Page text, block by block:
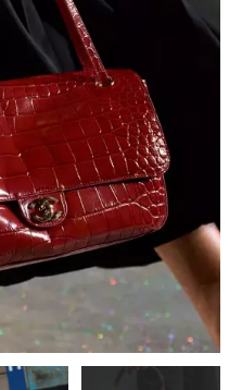
Přejít